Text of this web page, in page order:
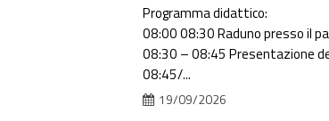
Programma didattico:
08:00 08:30 Raduno presso il
08:30 – 08:45 Presentazione
08:45/...
19/09/2026